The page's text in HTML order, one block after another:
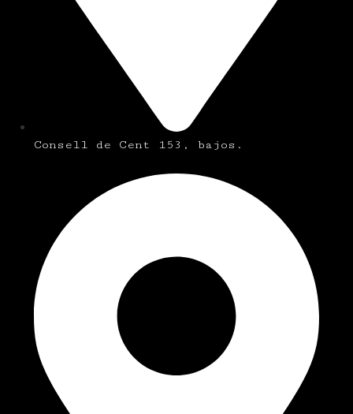
Consell de Cent 153, bajos.